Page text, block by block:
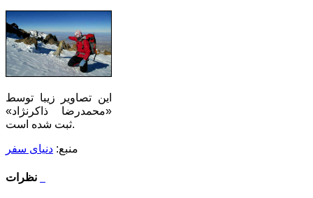
این تصاویر زیبا توسط
«محمدرضا ذاكرنژاد»
ثبت شده است.
منبع: دنیای سفر